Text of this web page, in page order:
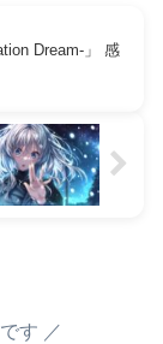
Dream-」 感
す